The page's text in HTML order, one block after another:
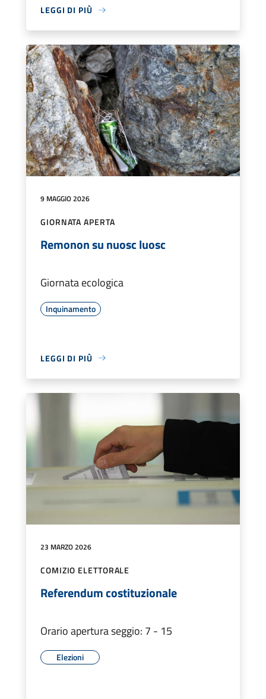
LEGGI DI PIÙ
9 MAGGIO 2026
GIORNATA APERTA
Remonon su nuosc luosc
Giornata ecologica
Inquinamento
LEGGI DI PIÙ
23 MARZO 2026
COMIZIO ELETTORALE
Referendum costituzionale
Orario apertura seggio: 7 - 15
Elezioni